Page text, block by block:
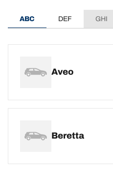
ABC DEF GHI
Aveo
Beretta